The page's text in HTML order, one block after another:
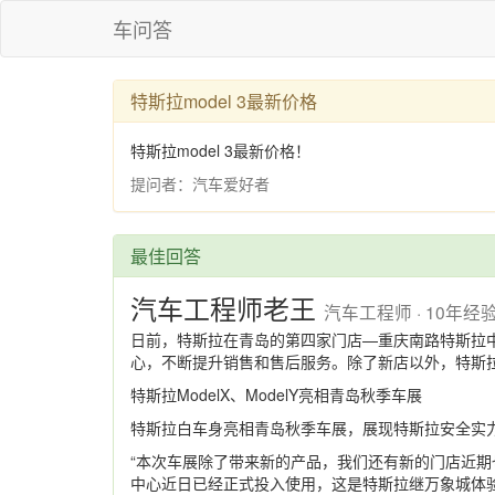
车问答
特斯拉model 3最新价格
特斯拉model 3最新价格！
提问者：汽车爱好者
最佳回答
汽车工程师老王 汽车工程师 · 10年经
日前， 特斯拉在青岛的第四家门店—重庆南路特斯拉
心，不断提升销售和售后服务。除了新店以外，特
特斯拉ModelX、ModelY亮相青岛秋季车展
特斯拉白车身亮相青岛秋季车展，展现特斯拉安全实
“本次车展除了带来新的产品，我们还有新的门店近
中心近日已经正式投入使用，这是特斯拉继万象城